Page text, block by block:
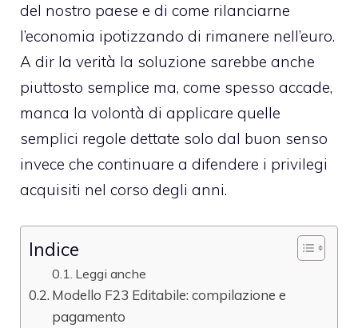
del nostro paese e di come rilanciarne
l’economia ipotizzando di rimanere nell’euro.
A dir la verità la soluzione sarebbe anche
piuttosto semplice ma, come spesso accade,
manca la volontà di applicare quelle
semplici regole dettate solo dal buon senso
invece che continuare a difendere i privilegi
acquisiti nel corso degli anni.
Indice
Leggi anche
Modello F23 Editabile: compilazione e
pagamento